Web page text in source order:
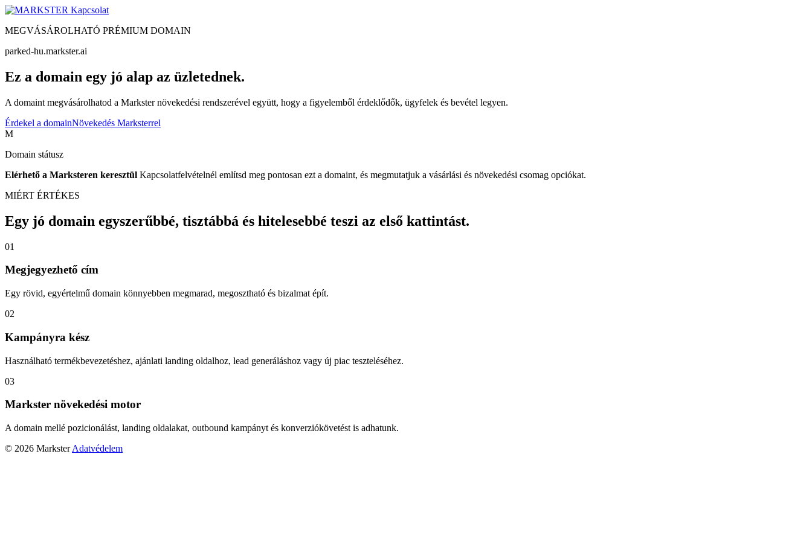
Kapcsolat
MEGVÁSÁROLHATÓ PRÉMIUM DOMAIN
parked-hu.markster.ai
Ez a domain egy jó alap az üzletednek.
A domaint megvásárolhatod a Markster növekedési rendszerével együtt, hogy a figyelemből érdeklődők, ügyfelek és bevétel legyen.
Érdekel a domainNövekedés Marksterrel
M
Domain státusz
Elérhető a Marksteren keresztül Kapcsolatfelvételnél említsd meg pontosan ezt a domaint, és megmutatjuk a vásárlási és növekedési csomag opciókat.
MIÉRT ÉRTÉKES
Egy jó domain egyszerűbbé, tisztábbá és hitelesebbé teszi az első kattintást.
01
Megjegyezhető cím
Egy rövid, egyértelmű domain könnyebben megmarad, megosztható és bizalmat épít.
02
Kampányra kész
Használható termékbevezetéshez, ajánlati landing oldalhoz, lead generáláshoz vagy új piac teszteléséhez.
03
Markster növekedési motor
A domain mellé pozicionálást, landing oldalakat, outbound kampányt és konverziókövetést is adhatunk.
© 2026 Markster Adatvédelem